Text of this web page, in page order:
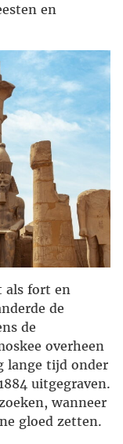
en
als fort en
de
de
overheen
lange tijd onder
uitgegraven.
wanneer
gloed zetten.